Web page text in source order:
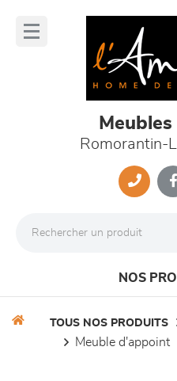
Romorantin-
NOS
TOUS NOS PRODUITS
meuble d'appoint